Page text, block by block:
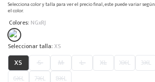
Selecciona color y talla para ver el precio final, este puede variar según
el color.
Colores: NGxRJ
: XS
XS S M L XL XXL 3XL
6XL
7XL
8XL